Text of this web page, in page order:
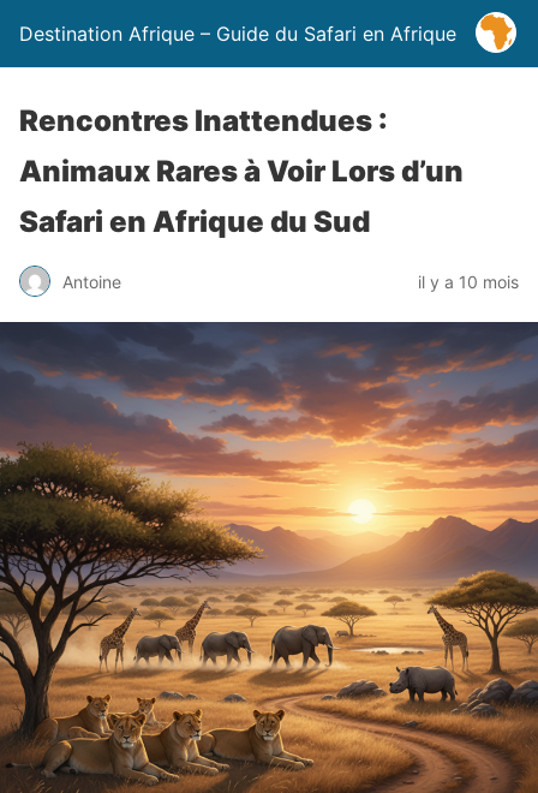
Destination Afrique – Guide du Safari en Afrique
Rencontres Inattendues :
Animaux Rares à Voir Lors d’un
Safari en Afrique du Sud
Antoine il y a 10 mois